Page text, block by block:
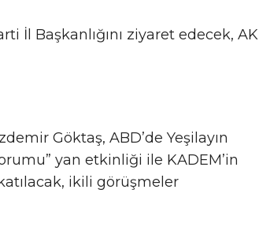
İl Başkanlığını ziyaret edecek, AK
Göktaş, ABD’de Yeşilayın
yan etkinliği ile KADEM’in
ikili görüşmeler